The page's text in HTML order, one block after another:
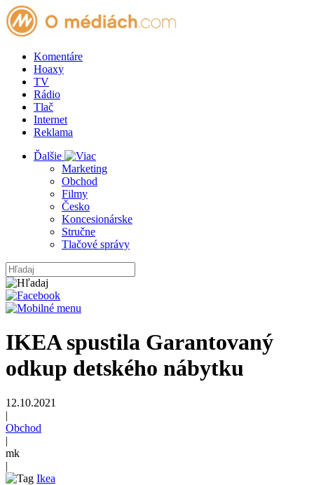
Komentáre
Hoaxy
TV
Rádio
Tlač
Internet
Reklama
Ďalšie
Marketing
Obchod
Filmy
Česko
Koncesionárske
Stručne
Tlačové správy
IKEA spustila Garantovaný
odkup detského nábytku
12.10.2021
|
Obchod
|
mk
|
Ikea